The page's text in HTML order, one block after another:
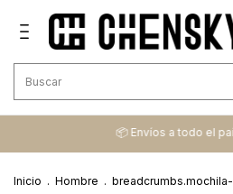
📦 ​Envíos a todo el país ​ 🛍️​
Inicio . Hombre .